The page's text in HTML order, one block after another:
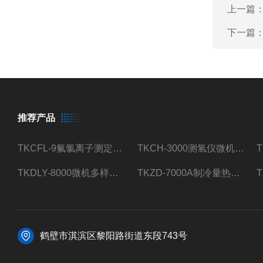
上一篇
下一篇
推荐产品
TKCFL-9氟氯离子测定仪自动煤质检测 TKCH-3000测氢仪微机氢元素测定煤质检测
TKDLY-8000微机多样测硫仪自动定硫仪化验室硫含量测定 TKZD-7000A制冷量热仪自动升降热值仪煤质检测
鹤壁市淇滨区黎阳路街道东段743号